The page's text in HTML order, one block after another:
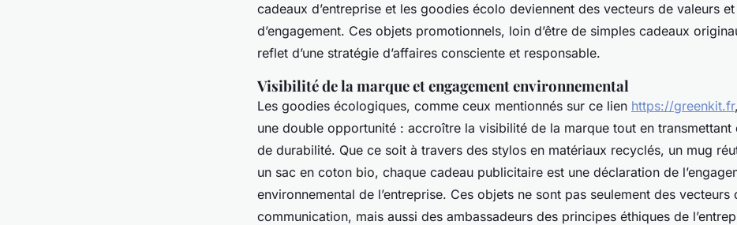
cadeaux d’entreprise et les goodies écolo deviennent des vecteurs de valeurs et
d’engagement. Ces objets promotionnels, loin d’être de simples cadeaux
reflet d’une stratégie d’affaires consciente et responsable.
Visibilité de la marque et engagement environnemental
Les goodies écologiques, comme ceux mentionnés sur ce lien https://greenkit.fr,
une double opportunité : accroître la visibilité de la marque tout en transmettant
de durabilité. Que ce soit à travers des stylos en matériaux recyclés, un mug
un sac en coton bio, chaque cadeau publicitaire est une déclaration de
environnemental de l’entreprise. Ces objets ne sont pas seulement des vecteurs
communication, mais aussi des ambassadeurs des principes éthiques de